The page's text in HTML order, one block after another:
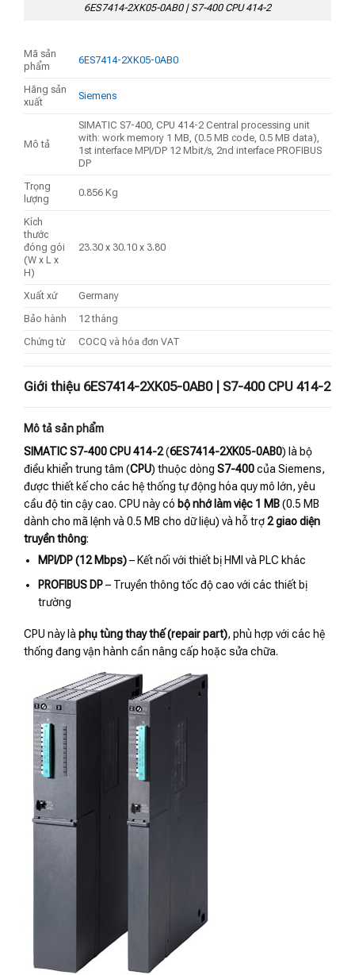
6ES7414-2XK05-0AB0 | S7-400 CPU 414-2
Mã sản
phẩm
6ES7414-2XK05-0AB0
Hãng sản
xuất
Siemens
Mô tả
SIMATIC S7-400, CPU 414-2 Central processing unit
with: work memory 1 MB, (0.5 MB code, 0.5 MB data),
1st interface MPI/DP 12 Mbit/s, 2nd interface PROFIBUS
DP
Trọng
lượng
0.856 Kg
Kích
thước
đóng gói
(W x L x
H)
23.30 x 30.10 x 3.80
Xuất xứ
Germany
Bảo hành
12 tháng
Chứng từ
COCQ và hóa đơn VAT
Giới thiệu 6ES7414-2XK05-0AB0 | S7-400 CPU 414-2
Mô tả sản phẩm
SIMATIC S7-400 CPU 414-2(6ES7414-2XK05-0AB0) là bộ
điều khiển trung tâm (CPU) thuộc dòng S7-400của Siemens,
được thiết kế cho các hệ thống tự động hóa quy mô lớn, yêu
cầu độ tin cậy cao. CPU này có bộ nhớ làm việc 1 MB(0.5 MB
dành cho mã lệnh và 0.5 MB cho dữ liệu) và hỗ trợ2 giao diện
truyền thông:
MPI/DP (12 Mbps)– Kết nối với thiết bị HMI và PLC khác
PROFIBUS DP– Truyền thông tốc độ cao với các thiết bị
trường
CPU này là phụ tùng thay thế (repair part), phù hợp với các hệ
thống đang vận hành cần nâng cấp hoặc sửa chữa.